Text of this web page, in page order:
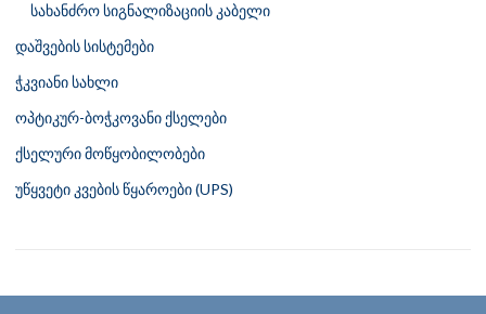
სახანძრო სიგნალიზაციის კაბელი
დაშვების სისტემები
ჭკვიანი სახლი
ოპტიკურ-ბოჭკოვანი ქსელები
ქსელური მოწყობილობები
უწყვეტი კვების წყაროები (UPS)